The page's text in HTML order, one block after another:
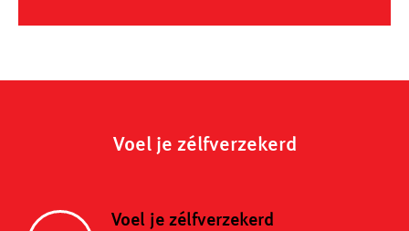
Voel je zélfverzekerd
Voel je zélfverzekerd